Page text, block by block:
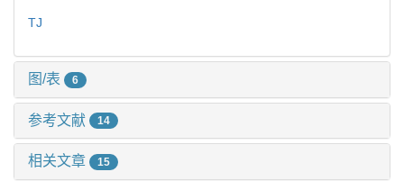
TJ
图/表 6
参考文献 14
相关文章 15